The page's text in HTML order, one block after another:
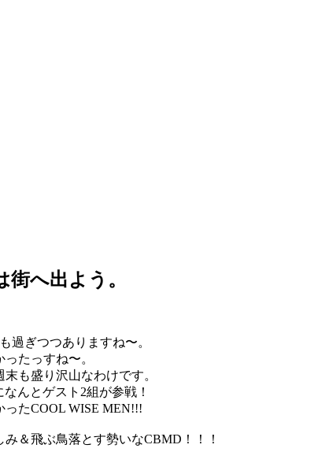
へ出よう。
過ぎつつありますね〜。
たっすね〜。
も盛り沢山なわけです。
んとゲスト2組が参戦！
たCOOL WISE MEN!!!
＆飛ぶ鳥落とす勢いなCBMD！！！